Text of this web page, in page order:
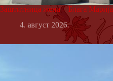
Заштитница жена – Блага Марија
4. август 2026.